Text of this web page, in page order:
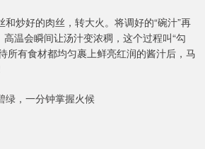
炒好的肉丝，转大火。将调好的“碗汁”再
温会瞬间让汤汁变浓稠，这个过程叫“勾
所有食材都均匀裹上鲜亮红润的酱汁后，马
绿，一分钟掌握火候